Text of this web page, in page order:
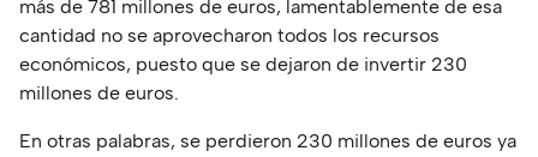
más de 781 millones de euros, lamentablemente de esa
cantidad no se aprovecharon todos los recursos
económicos, puesto que se dejaron de invertir 230
millones de euros.
En otras palabras, se perdieron 230 millones de euros ya